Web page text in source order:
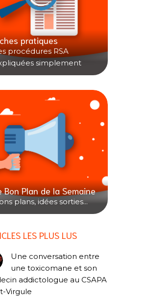
pratiques
procédures RSA
simplement
Bon Plan de la Semaine
plans, idées sorties...
LES PLUS LUS
Une conversation entre
une toxicomane et son
addictologue au CSAPA
Virgule